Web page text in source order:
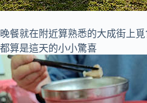
晚餐就在附近算熟悉的大成街上
都算是這天的小小驚喜